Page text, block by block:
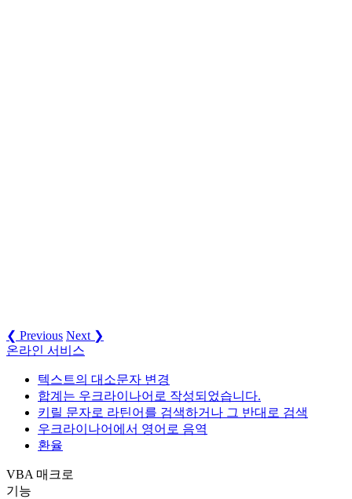
❮ Previous Next ❯
온라인 서비스
텍스트의 대소문자 변경
합계는 우크라이나어로 작성되었습니다.
키릴 문자로 라틴어를 검색하거나 그 반대로 검색
우크라이나어에서 영어로 음역
환율
VBA 매크로
기능